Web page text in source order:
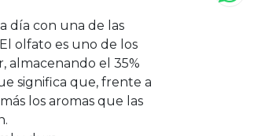
día con una de las
olfato es uno de los
almacenando el 35%
significa que, frente a
los aromas que las